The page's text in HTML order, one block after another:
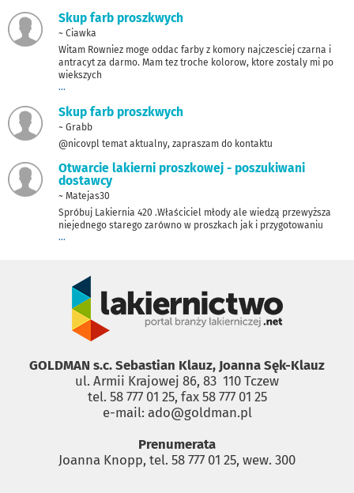
Skup farb proszkwych
~ Ciawka
Witam Rowniez moge oddac farby z komory najczesciej czarna i
antracyt za darmo. Mam tez troche kolorow, ktore zostaly mi po
wiekszych
...
Skup farb proszkwych
~ Grabb
@nicovpl temat aktualny, zapraszam do kontaktu
Otwarcie lakierni proszkowej - poszukiwani
dostawcy
~ Matejas30
Spróbuj Lakiernia 420 .Właściciel młody ale wiedzą przewyższa
niejednego starego zarówno w proszkach jak i przygotowaniu
...
GOLDMAN s.c. Sebastian Klauz, Joanna Sęk-Klauz
ul. Armii Krajowej 86, 83 ­ 110 Tczew
tel. 58 777 01 25, fax 58 777 01 25
e-mail: ado@goldman.pl
Prenumerata
Joanna Knopp, tel. 58 777 01 25, wew. 300